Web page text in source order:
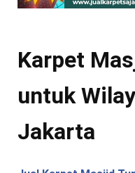
Karpet
untuk
Jakarta